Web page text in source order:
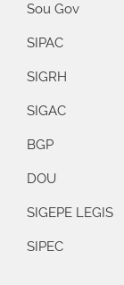
Sou Gov
SIPAC
SIGRH
SIGAC
BGP
DOU
SIGEPE LEGIS
SIPEC